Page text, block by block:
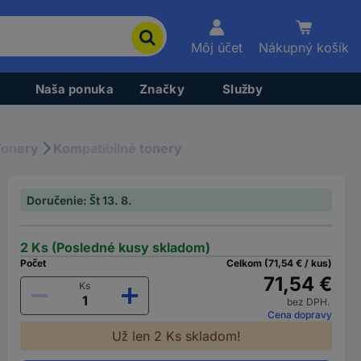
Môj účet Nákupný košík
Naša ponuka Značky Služby
Kompatibilné tonery
Doručenie: Št 13. 8.
2 Ks (Posledné kusy skladom)
Počet
Ks
Celkom (71,54 € / kus)
71,54 €
bez DPH.
Cena dopravy
Už len 2 Ks skladom!